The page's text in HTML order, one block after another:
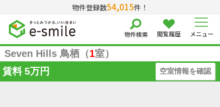
物件登録数54,015件！
物件検索 閲覧履歴 メニュー
Seven Hills 鳥栖（1室）
賃料 5万円 空室情報を確認